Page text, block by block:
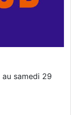
au samedi 29